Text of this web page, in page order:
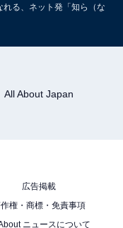
る、ネット発「知ら（な
All About Japan
広告掲載
権・商標・免責事項
ニュースについて